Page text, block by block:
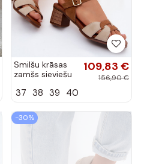
Smilšu krāsas
zamšs sieviešu
papēžiem
109,83 €
156,90 €
37 38 39 40
-30%